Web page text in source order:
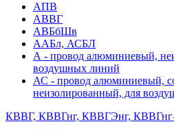
АПВ
АВВГ
АВБбШв
ААБл, АСБЛ
А - провод алюминиевый,
воздушных линий
АС - провод алюминиевый,
неизолированный, для
КВВГ, КВВГнг, КВВГЭнг,